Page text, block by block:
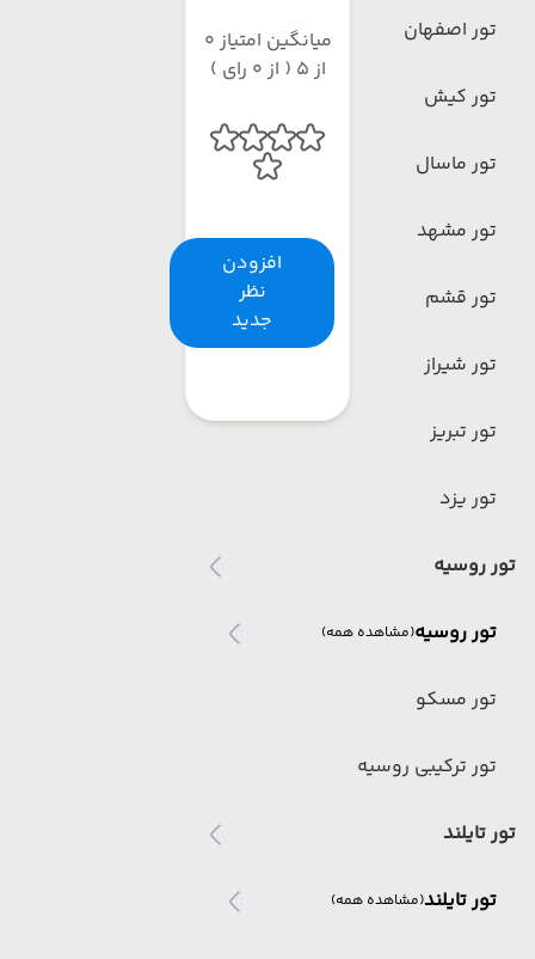
تور اصفهان
تور کیش
تور ماسال
تور مشهد
تور قشم
تور شیراز
تور تبریز
تور یزد
تور روسیه
تور روسیه(مشاهده همه)
تور مسکو
تور ترکیبی روسیه
تور تایلند
تور تایلند(مشاهده همه)
میانگین امتیاز 0
از 5 ( از 0 رای )
افزودن
نظر
جدید